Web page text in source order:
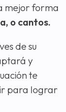
mejor forma
o cantos.
de su
y
te
para lograr